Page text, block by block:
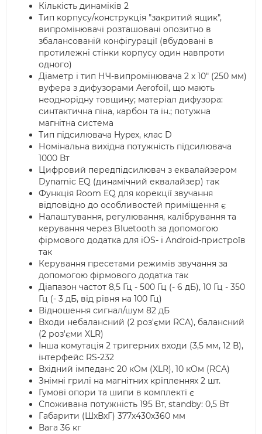
Кількість динаміків 2
Тип корпусу/конструкція "закритий ящик",
випромінювачі розташовані опозитно в
збалансованій конфігурації (вбудовані в
протилежні стінки корпусу один навпроти
одного)
Діаметр і тип НЧ-випромінювача 2 х 10″ (250 мм)
вуфера з дифузорами Aerofoil, що мають
неоднорідну товщину; матеріал дифузора:
синтактична піна, карбон та ін.; потужна
магнітна система
Тип підсилювача Hypex, клас D
Номінальна вихідна потужність підсилювача
1000 Вт
Цифровий передпідсилювач з еквалайзером
Dynamic EQ (динамічний еквалайзер) так
Функція Room EQ для корекції звучання
відповідно до особливостей приміщення є
Налаштування, регулювання, калібрування та
керування через Bluetooth за допомогою
фірмового додатка для iOS- і Android-пристроїв
так
Керування пресетами режимів звучання за
допомогою фірмового додатка так
Діапазон частот 8,5 Гц - 500 Гц (- 6 дБ), 10 Гц - 350
Гц (- 3 дБ, від рівня на 100 Гц)
Відношення сигнал/шум 82 дБ
Входи небалансний (2 роз'єми RCA), балансний
(2 роз'єми XLR)
Інша комутація 2 тригерних входи (3,5 мм, 12 В),
інтерфейс RS-232
Вхідний імпеданс 20 кОм (XLR), 10 кОм (RCA)
Знімні грилі на магнітних кріпленнях 2 шт.
Гумові опори та шипи в комплекті є
Споживана потужність 195 Вт, standby: 0,5 Вт
Габарити (ШхВхГ) 377х430х360 мм
Вага 36 кг